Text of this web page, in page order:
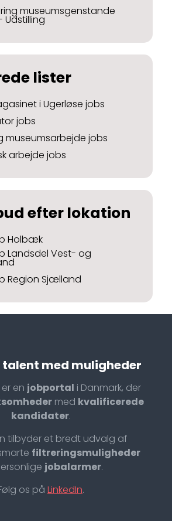
museumsgenstande
Udstilling
lister
i Ugerløse jobs
jobs
museumsarbejde jobs
arbejde jobs
efter lokation
Holbæk
Landsdel Vest- og
Region Sjælland
talent med muligheder
en jobportal i Danmark, der
med kvalificerede
kandidater.
tilbyder et bredt udvalg af
filtreringsmuligheder
jobalarmer.
os på LinkedIn.